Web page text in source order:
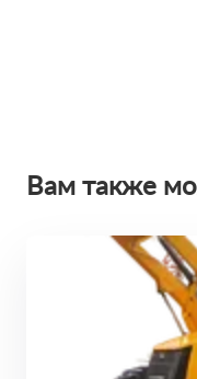
Вам также